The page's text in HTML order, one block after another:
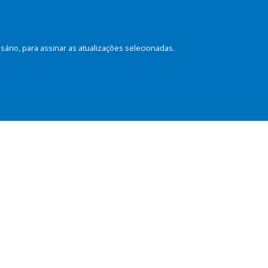
para assinar as atualizações selecionadas.